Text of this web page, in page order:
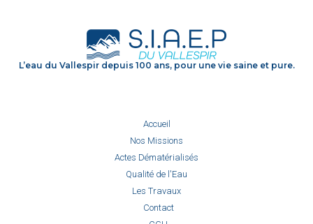
L’eau du Vallespir depuis 100 ans, pour une vie saine et pure.
Accueil
Nos Missions
Actes Dématérialisés
Qualité de l'Eau
Les Travaux
Contact